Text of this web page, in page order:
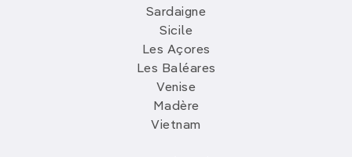
Sardaigne
Sicile
Les Açores
Les Baléares
Venise
Madère
Vietnam